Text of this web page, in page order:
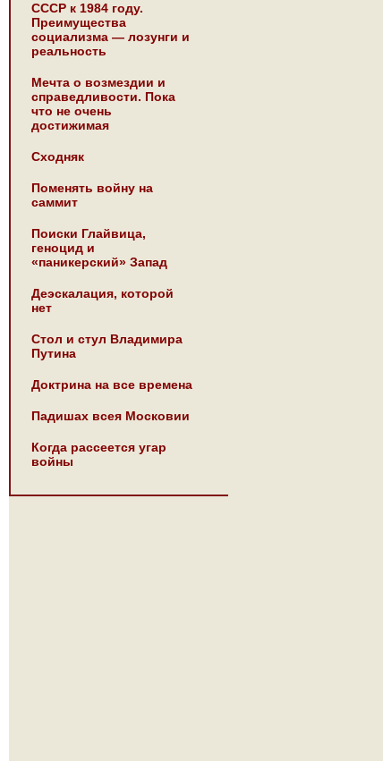
СССР к 1984 году.
Преимущества
социализма — лозунги и
реальность
Мечта о возмездии и
справедливости. Пока
что не очень
достижимая
Сходняк
Поменять войну на
саммит
Поиски Глайвица,
геноцид и
«паникерский» Запад
Деэскалация, которой
нет
Стол и стул Владимира
Путина
Доктрина на все времена
Падишах всея Московии
Когда рассеется угар
войны